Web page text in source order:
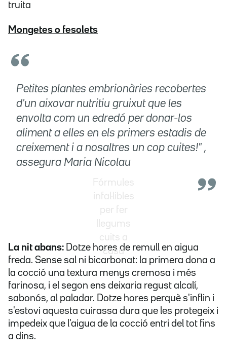
truita
Mongetes o fesolets
Petites plantes embrionàries recobertes
d'un aixovar nutritiu gruixut que les
envolta com un edredó per donar-los
aliment a elles en els primers estadis de
creixement i a nosaltres un cop cuites!" ,
assegura Maria Nicolau
Fórmules
infal·libles
per fer
llegums
cuits a
casa
La nit abans: Dotze hores de remull en aigua
freda. Sense sal ni bicarbonat: la primera dona a
la cocció una textura menys cremosa i més
farinosa, i el segon ens deixaria regust alcalí,
sabonós, al paladar. Dotze hores perquè s'inflin i
s'estovi aquesta cuirassa dura que les protegeix i
impedeix que l'aigua de la cocció entri del tot fins
a dins.